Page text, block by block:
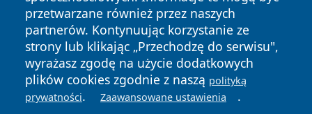
przetwarzane również przez naszych
partnerów. Kontynuując korzystanie ze
strony lub klikając „Przechodzę do serwisu",
wyrażasz zgodę na użycie dodatkowych
plików cookies zgodnie z naszą polityką
prywatności. Zaawansowane ustawienia .
Copyright © 2026 kielceinfo.pl Wszystkie prawa zastrzeżone.
News Autorzy
Polityka
Prywatności
Polityka
Cookies